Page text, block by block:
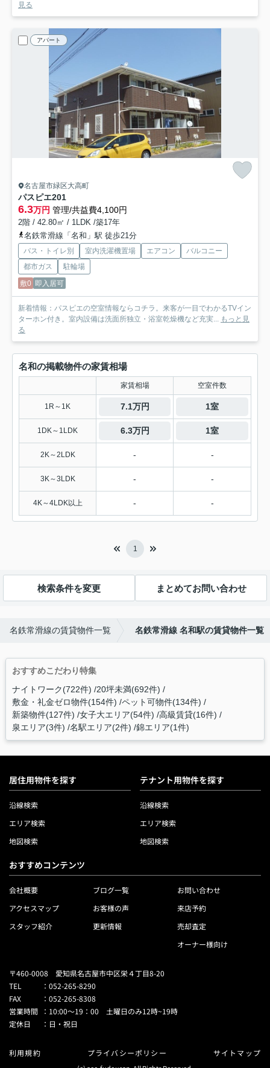
見る
アパート
名古屋市緑区大高町
パスピエ201
6.3万円 管理/共益費4,100円
2階 / 42.80㎡ / 1LDK /築17年
名鉄常滑線「名和」駅 徒歩21分
バス・トイレ別 室内洗濯機置場 エアコン
バルコニー
都市ガス
駐輪場
敷0 即入居可
新着情報：パスピエの空室情報ならコチラ。来客が一目でわかるTVイン
ターホン付き。室内設備は洗面所独立・浴室乾燥機など充実... もっと見
る
名和の掲載物件の家賃相場
家賃相場 空室件数
1R～1K 7.1万円 1室
1DK～1LDK 6.3万円 1室
2K～2LDK - -
3K～3LDK - -
4K～4LDK以上 - -
1
検索条件を変更 まとめてお問い合わせ
名鉄常滑線の賃貸物件一覧 名鉄常滑線 名和駅の賃貸物件一覧
おすすめこだわり特集
ナイトワーク(722件) 20坪未満(692件)
敷金・礼金ゼロ物件(154件) ペット可物件(134件)
新築物件(127件) 女子大エリア(54件) 高級賃貸(16件)
泉エリア(3件) 名駅エリア(2件) 錦エリア(1件)
居住用物件を探す
沿線検索
エリア検索
地図検索
テナント用物件を探す
沿線検索
エリア検索
地図検索
おすすめコンテンツ
会社概要
アクセスマップ
スタッフ紹介
ブログ一覧
お客様の声
更新情報
お問い合わせ
来店予約
売却査定
オーナー様向け
〒460-0008 愛知県名古屋市中区栄４丁目8-20
TEL
： 052-265-8290
FAX
： 052-265-8308
営業時間
： 10:00～19：00 土曜日のみ12時~19時
定休日
： 日・祝日
利用規約 プライバシーポリシー サイトマップ